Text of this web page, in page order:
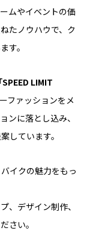
ムやイベントの価
たノウハウで、ク
す。
「SPEED LIMIT
ファッションをメ
ンに落とし込み、
しています。
イクの魅力をもっ
、デザイン制作、
さい。